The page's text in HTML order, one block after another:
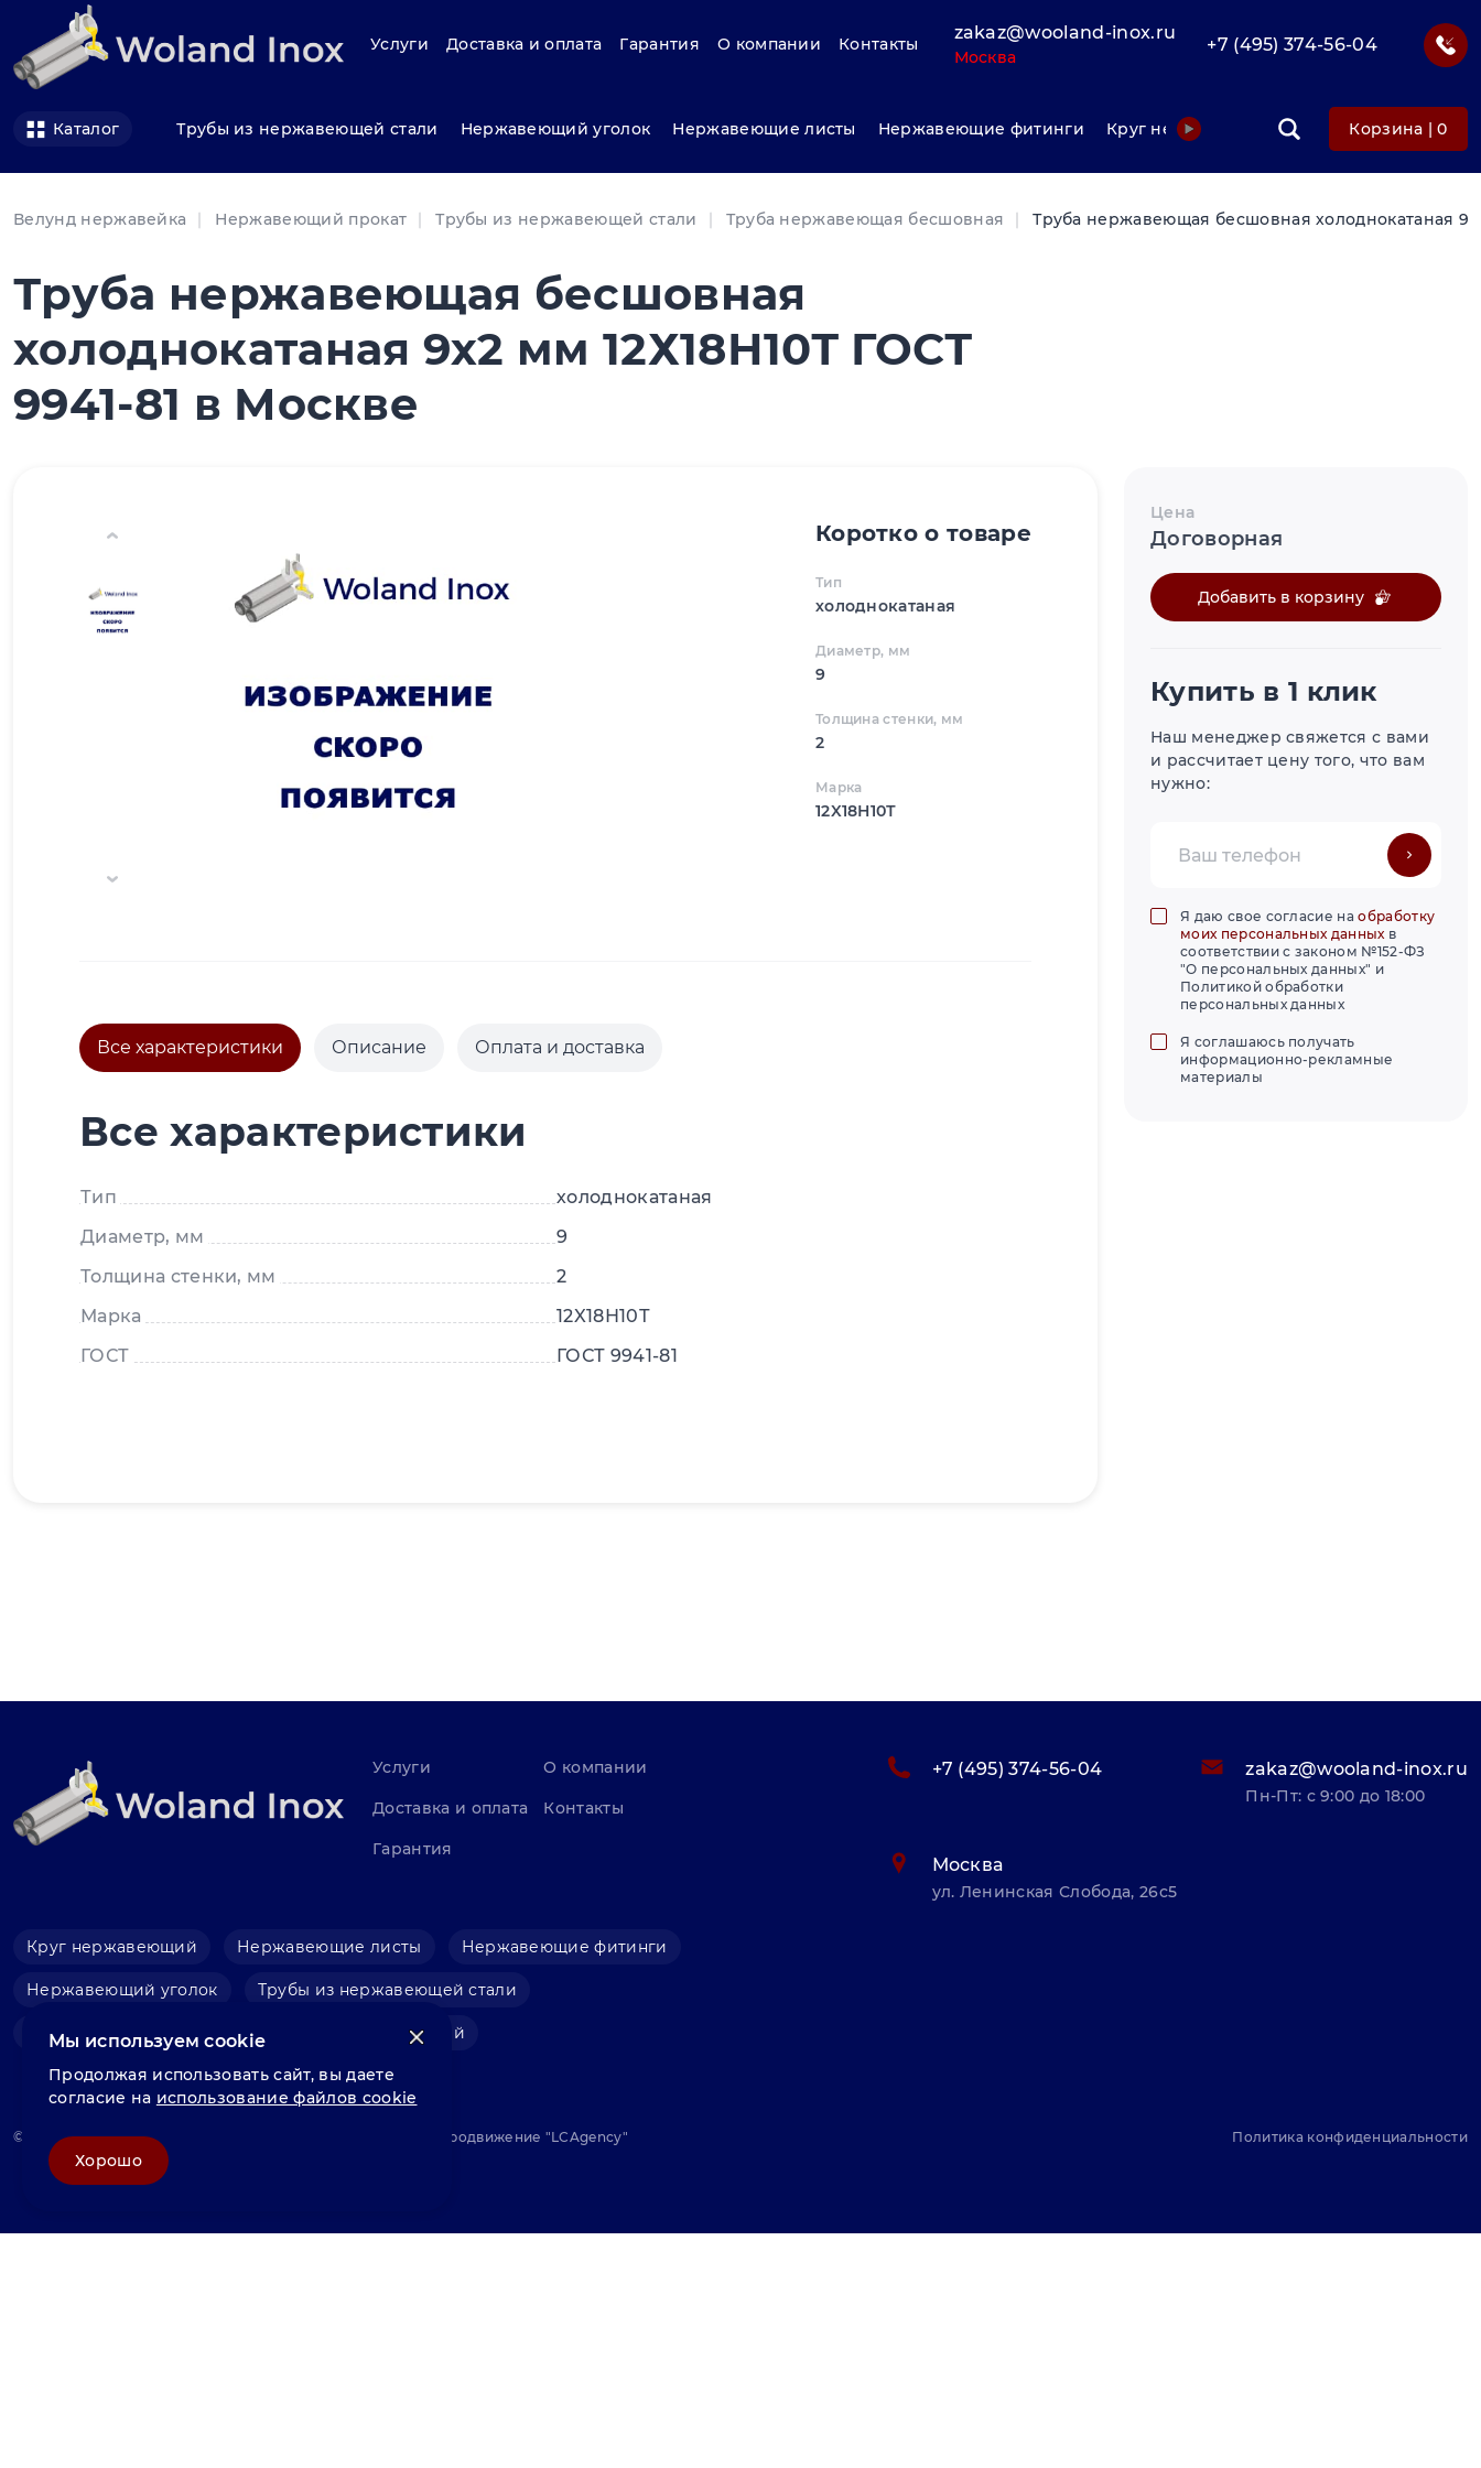
Услуги Доставка и оплата Гарантия О компании Контакты
zakaz@wooland-inox.ru
Москва
+7 (495) 374-56-04
Каталог Трубы из нержавеющей стали Нержавеющий уголок Нержавеющие листы Нержавеющие фитинги Круг нержавеющий ФольгаКорзина |0
Велунд нержавейка Нержавеющий прокат Трубы из нержавеющей стали Труба нержавеющая бесшовная Труба нержавеющая бесшовная холоднокатаная
Труба нержавеющая бесшовная
холоднокатаная 9х2 мм 12Х18Н10Т ГОСТ
9941-81 в Москве
Коротко о товаре
Тип
холоднокатаная
Диаметр, мм
9
Толщина стенки, мм
2
Марка
12X18Н10Т
Все характеристики Описание Оплата и доставка
Все характеристики
Тип
холоднокатаная
Диаметр, мм
9
Толщина стенки, мм
2
Марка
12X18Н10Т
ГОСТ
ГОСТ 9941-81
Цена
Договорная
Добавить в корзину
Купить в 1 клик
Наш менеджер свяжется с вами
и рассчитает цену того, что вам
нужно:
Я даю свое согласие наобработку
моих персональных данныхв
соответствии с законом №152-ФЗ
"О персональных данных" и
Политикой обработки
персональных данных
Я соглашаюсь получать
информационно-рекламные
материалы
Услуги
Доставка и оплата
Гарантия
О компании
Контакты
Круг нержавеющий Нержавеющие листы Нержавеющие фитинги
Нержавеющий уголок Трубы из нержавеющей стали
Фольга нержавеющая Швеллер нержавеющий
+7 (495) 374-56-04 zakaz@wooland-inox.ru
Пн-Пт: с 9:00 до 18:00
Москва
ул. Ленинская Слобода, 26с5
© «Велунд нержавейка» 2025, Разработка и комплексное продвижение "LCAgency" Политика конфиденциальности
Мы используем cookie
Продолжая использовать сайт, вы даете
согласие на использование файлов cookie
Хорошо